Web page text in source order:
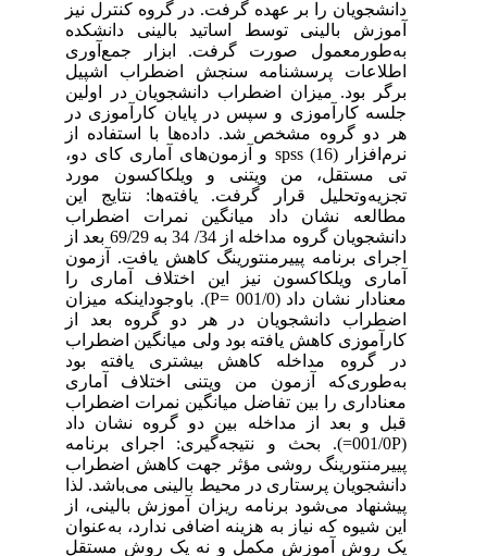
دانشجویان را بر عهده گرفت. در گروه کنترل نیز
آموزش بالینی توسط اساتید بالینی دانشکده
به‌طورمعمول صورت گرفت. ابزار جمع‌آوری
اطلاعات پرسشنامه سنجش اضطراب اشپیل
برگر بود. میزان اضطراب دانشجویان در اولین
جلسه کارآموزی و سپس در پایان کارآموزی در
هر دو گروه مشخص شد. داده‌ها با استفاده از
نرم‌افزار (16) spss و آزمون‌های آماری کای دو،
تی مستقل، من ویتنی و ویلکاکسون مورد
تجزیه‌وتحلیل قرار گرفت. یافته‌ها: نتایج این
مطالعه نشان داد میانگین نمرات اضطراب
دانشجویان گروه مداخله از 34/ 34 به 69/29 بعد از
اجرای برنامه پییرمنتورینگ کاهش یافت. آزمون
آماری ویلکاکسون نیز این اختلاف آماری را
معنادار نشان داد (001/0 =P). باوجوداینکه میزان
اضطراب دانشجویان در هر دو گروه بعد از
کارآموزی کاهش یافته بود ولی میانگین اضطراب
در گروه مداخله کاهش بیشتری یافته بود
به‌طوری‌که آزمون من ویتنی اختلاف آماری
معناداری را بین تفاضل میانگین نمرات اضطراب
قبل و بعد از مداخله بین دو گروه نشان داد
(001/0P=). بحث و نتیجه‌گیری: اجرای برنامه
پییرمنتورینگ روشی مؤثر جهت کاهش اضطراب
دانشجویان پرستاری در محیط بالینی می‌باشد. لذا
پیشنهاد می‌شود برنامه ریزان آموزش بالینی، از
این شیوه که نیاز به هزینه اضافی ندارد، به‌عنوان
یک روش آموزش مکمل و نه یک روش مستقل